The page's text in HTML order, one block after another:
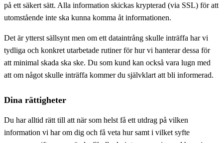
på ett säkert sätt. Alla information skickas krypterad (via SSL) för att
utomstående inte ska kunna komma åt informationen.
Det är ytterst sällsynt men om ett dataintrång skulle inträffa har vi
tydliga och konkret utarbetade rutiner för hur vi hanterar dessa för
att minimal skada ska ske. Du som kund kan också vara lugn med
att om något skulle inträffa kommer du självklart att bli informerad.
Dina rättigheter
Du har alltid rätt till att när som helst få ett utdrag på vilken
information vi har om dig och få veta hur samt i vilket syfte